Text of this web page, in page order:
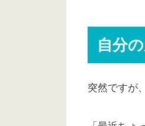
自分
突然ですが